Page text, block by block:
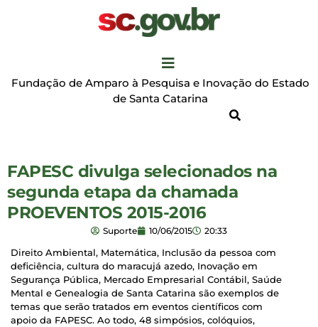
Fundação de Amparo à Pesquisa e Inovação do Estado
de Santa Catarina
FAPESC divulga selecionados na
segunda etapa da chamada
PROEVENTOS 2015-2016
Suporte 10/06/2015 20:33
Direito Ambiental, Matemática, Inclusão da pessoa com
deficiência, cultura do maracujá azedo, Inovação em
Segurança Pública, Mercado Empresarial Contábil, Saúde
Mental e Genealogia de Santa Catarina são exemplos de
temas que serão tratados em eventos científicos com
apoio da FAPESC. Ao todo, 48 simpósios, colóquios,